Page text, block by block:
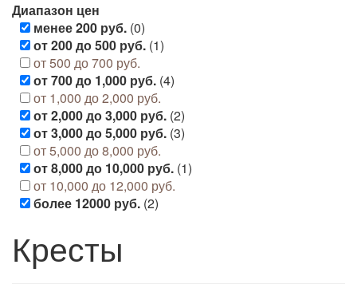
Диапазон цен
менее 200 руб. (0)
от 200 до 500 руб. (1)
от 500 до 700 руб.
от 700 до 1,000 руб. (4)
от 1,000 до 2,000 руб.
от 2,000 до 3,000 руб. (2)
от 3,000 до 5,000 руб. (3)
от 5,000 до 8,000 руб.
от 8,000 до 10,000 руб. (1)
от 10,000 до 12,000 руб.
более 12000 руб. (2)
Кресты